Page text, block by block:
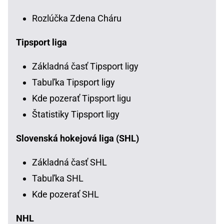
Rozlúčka Zdena Cháru
Tipsport liga
Základná časť Tipsport ligy
Tabuľka Tipsport ligy
Kde pozerať Tipsport ligu
Štatistiky Tipsport ligy
Slovenská hokejová liga (SHL)
Základná časť SHL
Tabuľka SHL
Kde pozerať SHL
NHL